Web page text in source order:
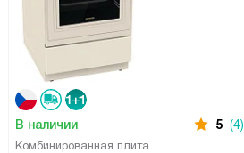
В наличии 5 (4)
Комбинированная плита